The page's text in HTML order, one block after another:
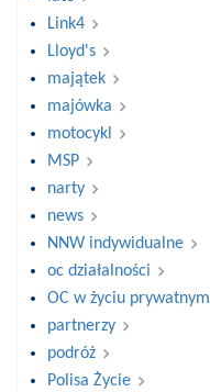
Link4
Lloyd's
majątek
majówka
motocykl
MSP
narty
news
NNW indywidualne
oc działalności
OC w życiu prywatnym
partnerzy
podróż
Polisa Życie